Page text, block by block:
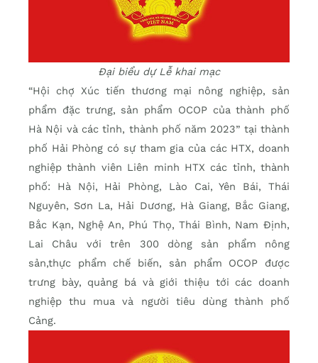
Đại biểu dự Lễ khai mạc
“Hội chợ Xúc tiến thương mại nông nghiệp, sản
phẩm đặc trưng, sản phẩm OCOP của thành phố
Hà Nội và các tỉnh, thành phố năm 2023” tại thành
phố Hải Phòng có sự tham gia của các HTX, doanh
nghiệp thành viên Liên minh HTX các tỉnh, thành
phố: Hà Nội, Hải Phòng, Lào Cai, Yên Bái, Thái
Nguyên, Sơn La, Hải Dương, Hà Giang, Bắc Giang,
Bắc Kạn, Nghệ An, Phú Thọ, Thái Bình, Nam Định,
Lai Châu với trên 300 dòng sản phẩm nông
sản,thực phẩm chế biến, sản phẩm OCOP được
trưng bày, quảng bá và giới thiệu tới các doanh
nghiệp thu mua và người tiêu dùng thành phố
Cảng.